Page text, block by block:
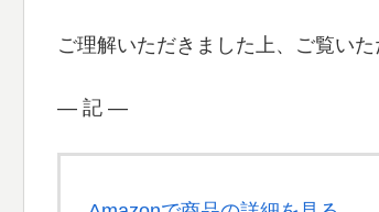
ご理解いただきました上、ご覧い
― 記 ―